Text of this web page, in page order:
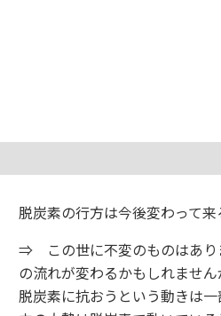
脱炭素の行方は今後変わって来
⇒ この世に不変のものはあり
の流れが変わるかもしれませ
脱炭素に抗おうという動きは